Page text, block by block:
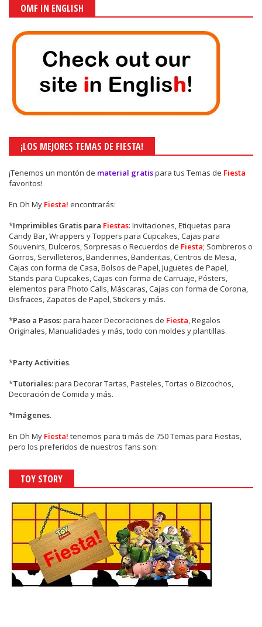
OMF IN ENGLISH
¡LOS MEJORES TEMAS DE FIESTA!
¡Tenemos un montón de material gratispara tus Temas de Fiesta
favoritos!
En Oh My Fiesta! encontrarás:
*Imprimibles Gratis para Fiestas: Invitaciones, Etiquetas para
Candy Bar, Wrappers y Toppers para Cupcakes, Cajas para
Souvenirs, Dulceros, Sorpresas o Recuerdos de Fiesta; Sombreros o
Gorros, Servilleteros, Banderines, Banderitas, Centros de Mesa,
Cajas con forma de Casa, Bolsos de Papel, Juguetes de Papel,
Stands para Cupcakes, Cajas con forma de Carruaje, Pósters,
elementos para Photo Calls, Máscaras, Cajas con forma de Corona,
Disfraces, Zapatos de Papel, Stickers y más.
*Paso a Pasos: para hacer Decoraciones de Fiesta, Regalos
Originales, Manualidades y más, todo con moldes y plantillas.
*Party Activities.
*Tutoriales: para Decorar Tartas, Pasteles, Tortas o Bizcochos,
Decoración de Comida y más.
*Imágenes.
En Oh My Fiesta! tenemos para ti más de 750 Temas para Fiestas,
pero los preferidos de nuestros fans son:
TOY STORY